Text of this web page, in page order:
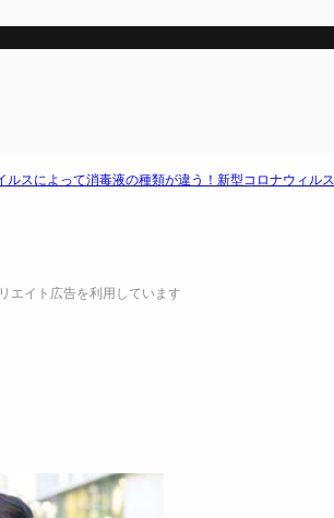
ルスによって消毒液の種類が違う！新型コロナウィル
エイト広告を利用しています